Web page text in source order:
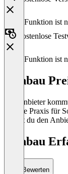
Diese Funktion ist
Kostenlose
Diese Funktion ist
Kanbau
Der Anbieter
übliche Praxis für
kannst du den
Kanbau
Bewerten